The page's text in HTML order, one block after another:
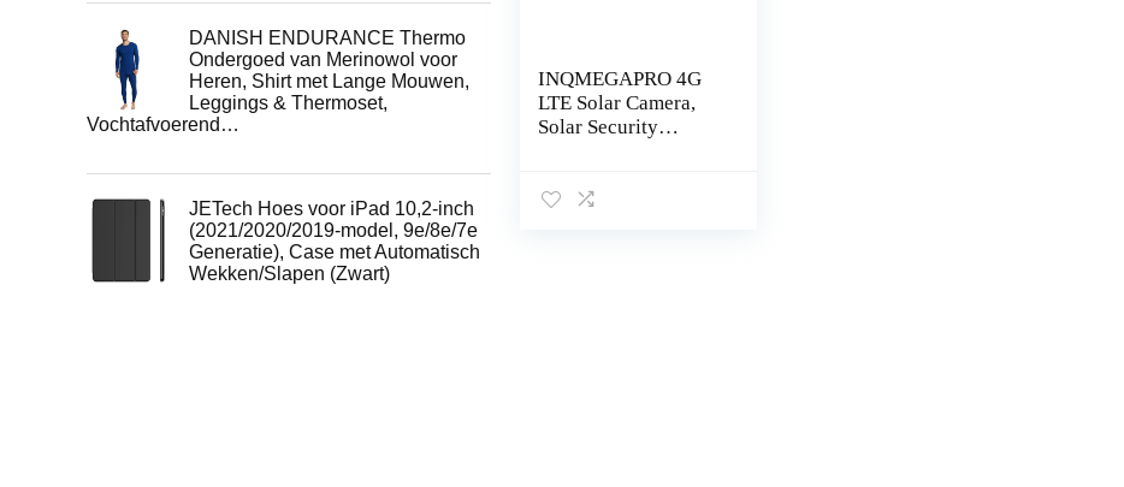
DANISH ENDURANCE Thermo
Ondergoed van Merinowol voor
Heren, Shirt met Lange Mouwen,
Leggings & Thermoset,
Vochtafvoerend…
JETech Hoes voor iPad 10,2-inch
(2021/2020/2019-model, 9e/8e/7e
Generatie), Case met Automatisch
Wekken/Slapen (Zwart)
INQMEGAPRO 4G
LTE Solar Camera,
Solar Security
Zonnepaneel met